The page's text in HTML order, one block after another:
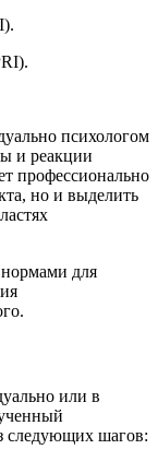
психологом
и реакции
профессионально
но и выделить
нормами для
или в
следующих шагов: